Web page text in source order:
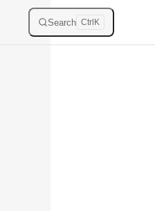
Search Ctrl K